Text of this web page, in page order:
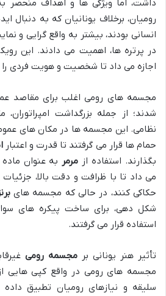
داشت، اما ویژگی ها و اهداف منحصر
رومیان، برخلاف یونانیان که به دنبال
انسانی بودند، بیشتر به واقع گرایی و
در پرتره ها، اهمیت می دادند. این
اجازه می داد تا شخصیت و هویت فردی
مجسمه های رومی اغلب برای مقاصد
شدند؛ از جمله بزرگداشت امپراتوران،
نظامی. این مجسمه ها در مکان های
حمام ها قرار می گرفتند تا قدرت و اعتبار
بگذارند. استفاده از مرمر به عنوان
می داد تا با ظرافت و دقت بالا،
حکاکی کنند، در حالی که مجسمه های
شکل دهی، برای ساخت پیکره های
استفاده قرار می گرفتند.
تأثیر هنر یونانی بر مجسمه رومی
مجسمه های رومی در واقع کپی هایی از
سلیقه و نیازهای رومیان تطبیق